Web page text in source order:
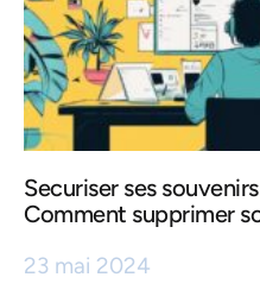
Securiser ses
Comment supprimer
23 mai 2024